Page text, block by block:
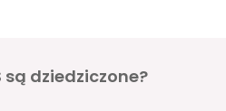
są dziedziczone?